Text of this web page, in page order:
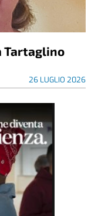
Tartaglino
26 LUGLIO 2026